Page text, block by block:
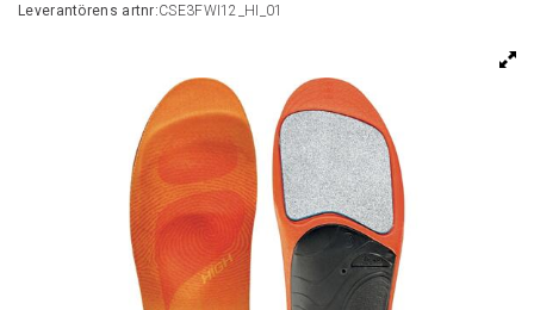
Leverantörens artnr:CSE3FWI12_HI_01